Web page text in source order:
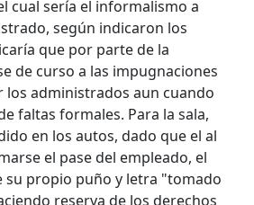
cual sería el informalismo a
según indicaron los
que por parte de la
de curso a las impugnaciones
los administrados aun cuando
faltas formales. Para la sala,
en los autos, dado que el al
el pase del empleado, el
su propio puño y letra "tomado
reserva de los derechos